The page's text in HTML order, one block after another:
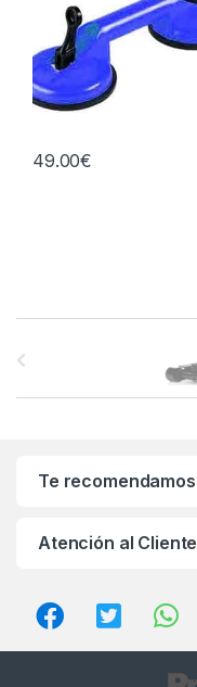
49.00€
a
Te recomendamos
Atención al Cliente